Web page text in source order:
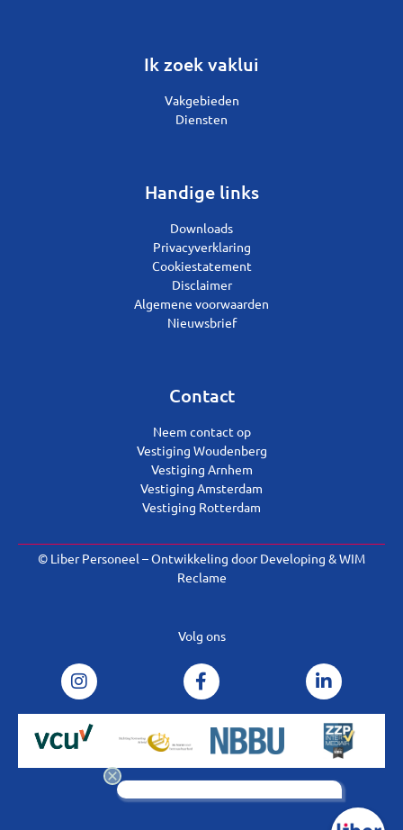
Ik zoek vaklui
Vakgebieden
Diensten
Handige links
Downloads
Privacyverklaring
Cookiestatement
Disclaimer
Algemene voorwaarden
Nieuwsbrief
Contact
Neem contact op
Vestiging Woudenberg
Vestiging Arnhem
Vestiging Amsterdam
Vestiging Rotterdam
© Liber Personeel – Ontwikkeling doorDeveloping &WIM
Reclame
Volg ons